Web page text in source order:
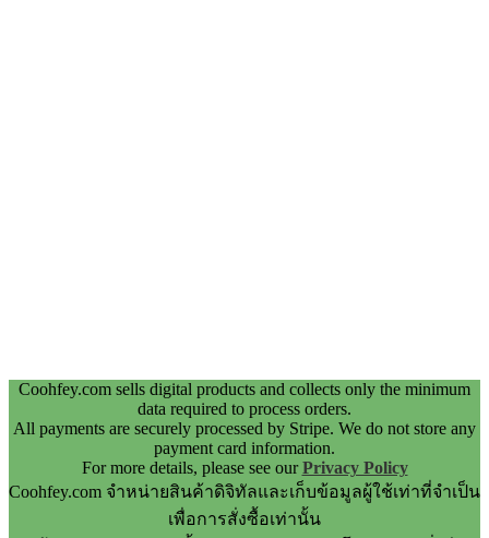
Coohfey.com sells digital products and collects only the minimum
data required to process orders.
All payments are securely processed by Stripe. We do not store any
payment card information.
For more details, please see ourPrivacy Policy
Coohfey.com จำหน่ายสินค้าดิจิทัลและเก็บข้อมูลผู้ใช้เท่าที่จำเป็น
เพื่อการสั่งซื้อเท่านั้น